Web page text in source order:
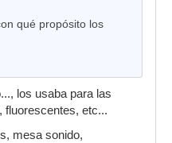
qué propósito los
los usaba para las
fluorescentes, etc...
mesa sonido,